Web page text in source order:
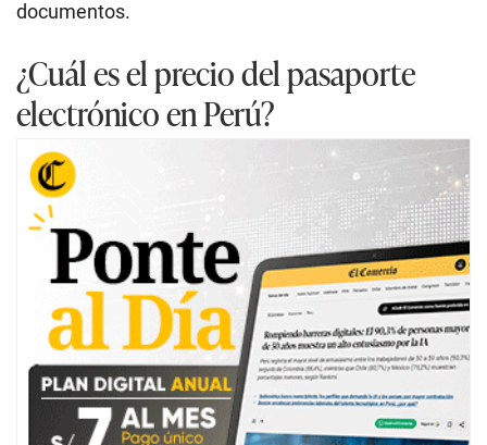
documentos.
¿Cuál es el precio del pasaporte
electrónico en Perú?